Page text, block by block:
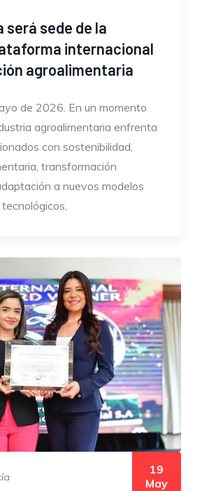
será sede de la
internacional
agroalimentaria
de 2026. En un momento
agroalimentaria enfrenta
con sostenibilidad,
transformación
a nuevos modelos
19
May